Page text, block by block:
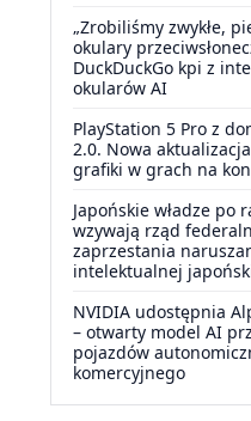
„Zrobiliśmy zwykłe,
okulary
DuckDuckGo kpi z
okularów AI
PlayStation 5 Pro z
2.0. Nowa
grafiki w grach na
Japońskie władze po
wzywają rząd
zaprzestania
intelektualnej
NVIDIA udostępnia
– otwarty model AI
pojazdów
komercyjnego